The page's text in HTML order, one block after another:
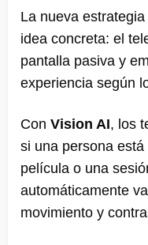
La nueva
idea concreta: el
pantalla pasiva y
experiencia según
Con Vision AI, los
si una persona
película o una
automáticamente
movimiento y